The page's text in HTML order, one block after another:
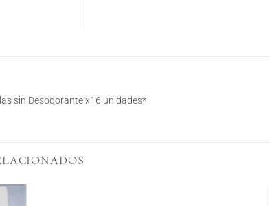
sin Desodorante x16 unidades*